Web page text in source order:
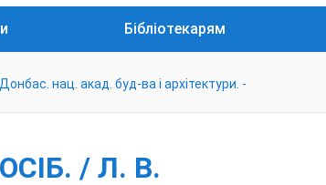
Бібліотекарям
нац. акад. буд-ва і архітектури. -
/ Л. В.